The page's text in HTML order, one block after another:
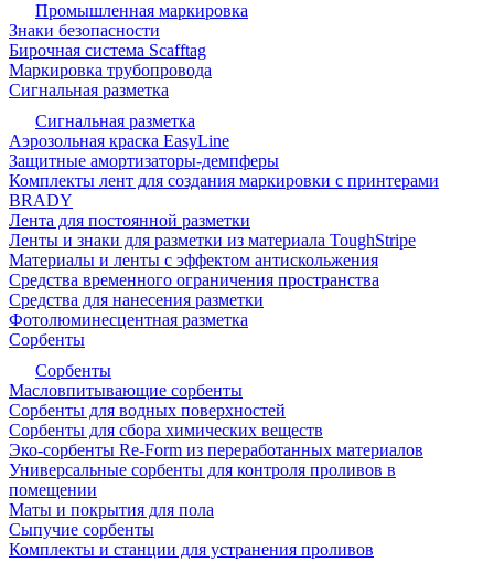
Промышленная маркировка
Знаки безопасности
Бирочная система Scafftag
Маркировка трубопровода
Сигнальная разметка
Сигнальная разметка
Аэрозольная краска EasyLine
Защитные амортизаторы-демпферы
Комплекты лент для создания маркировки с принтерами
BRADY
Лента для постоянной разметки
Ленты и знаки для разметки из материала ToughStripe
Материалы и ленты с эффектом антискольжения
Средства временного ограничения пространства
Средства для нанесения разметки
Фотолюминесцентная разметка
Сорбенты
Сорбенты
Масловпитывающие сорбенты
Сорбенты для водных поверхностей
Сорбенты для сбора химических веществ
Эко-сорбенты Re-Form из переработанных материалов
Универсальные сорбенты для контроля проливов в
помещении
Маты и покрытия для пола
Сыпучие сорбенты
Комплекты и станции для устранения проливов